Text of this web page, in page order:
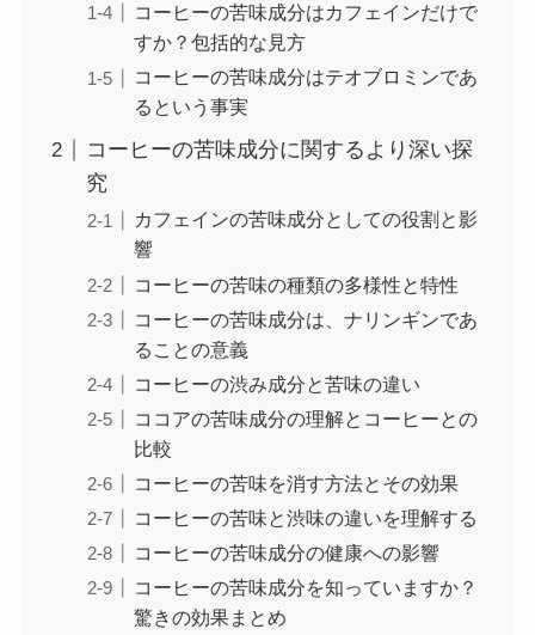
コーヒーの苦味成分はカフェインだけで
すか？包括的な見方
コーヒーの苦味成分はテオブロミンであ
るという事実
コーヒーの苦味成分に関するより深い探
究
カフェインの苦味成分としての役割と影
響
コーヒーの苦味の種類の多様性と特性
コーヒーの苦味成分は、ナリンギンであ
ることの意義
コーヒーの渋み成分と苦味の違い
ココアの苦味成分の理解とコーヒーとの
比較
コーヒーの苦味を消す方法とその効果
コーヒーの苦味と渋味の違いを理解する
コーヒーの苦味成分の健康への影響
コーヒーの苦味成分を知っていますか？
驚きの効果まとめ